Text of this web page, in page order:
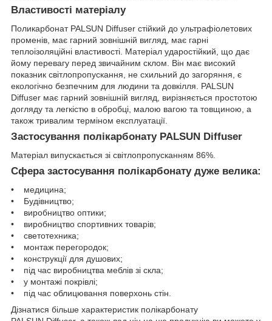
Властивості матеріалу
Поликарбонат PALSUN Diffuser стійкий до ультрафіолетових
променів, має гарний зовнішній вигляд, має гарні
теплоізоляційні властивості. Матеріал ударостійкий, що дає
йому перевагу перед звичайним склом. Він має високий
показник світлопропускання, не схильний до загоряння, є
екологічно безпечним для людини та довкілля. PALSUN
Diffuser має гарний зовнішній вигляд, вирізняється простотою
догляду та легкістю в обробці, малою вагою та товщиною, а
також тривалим терміном експлуатації.
Застосування полікарбонату PALSUN Diffuser
Матеріал випускається зі світлопропусканням 86%.
Сфера застосування полікарбонату дуже велика:
• медицина;
• Будівництво;
• виробництво оптики;
• виробництво спортивних товарів;
• светотехника;
• монтаж перегородок;
• конструкції для душових;
• під час виробництва меблів зі скла;
• у монтажі покрівлі;
• під час облицювання поверхонь стін.
Дізнатися більше характеристик полікарбонату